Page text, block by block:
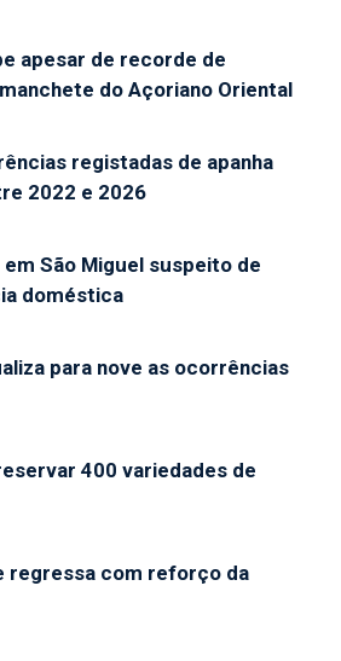
apesar de recorde de
do Açoriano Oriental
registadas de apanha
2022 e 2026
São Miguel suspeito de
doméstica
para nove as ocorrências
400 variedades de
regressa com reforço da